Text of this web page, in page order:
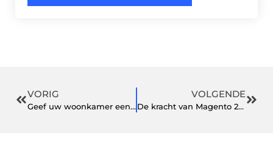
VORIG
Geef uw woonkamer een stijlvolle upgrade met salontafels modern design
VOLGENDE
De kracht van Magento 2 voor webshops